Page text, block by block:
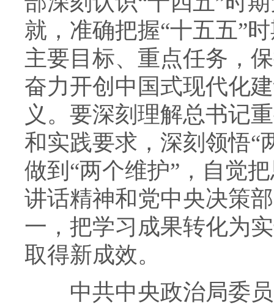
就，准确把握“十五五”
主要目标、重点任务，
奋力开创中国式现代化
义。要深刻理解总书记
和实践要求，深刻领悟“
做到“两个维护”，自觉
讲话精神和党中央决策
一，把学习成果转化为
取得新成效。
中共中央政治局委员